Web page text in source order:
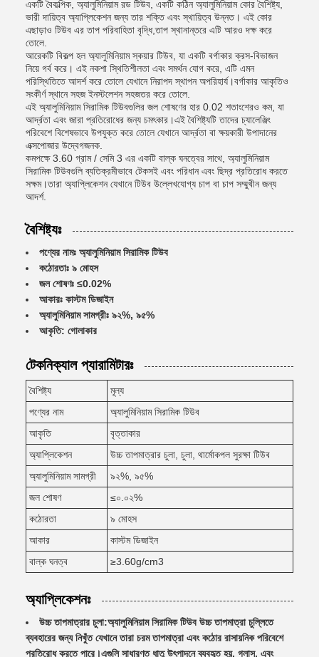
একটি বৈকল্পিক, অ্যালুমিনিয়াম রড টিউব, একটি কঠিন অ্যালুমিনিয়াম কোর বৈশিষ্ট্য,
ভারী দায়িত্ব অ্যাপ্লিকেশন জন্য তার শক্তি এবং স্থায়িত্ব উন্নত। এই কোর
এছাড়াও টিউব এর তাপ পরিবাহিতা বৃদ্ধি,তাপ স্থানান্তরে এটি আরও দক্ষ করে
তোলে.
আরেকটি বিকল্প হল অ্যালুমিনিয়াম স্কয়ার টিউব, যা একটি বর্গাকার ক্রস-বিভাজন
নিয়ে গর্ব করে। এই নকশা স্থিতিশীলতা এবং সমর্থন যোগ করে, এটি এমন
পরিস্থিতিতে আদর্শ করে তোলে যেখানে নিরাপদ স্থাপন অপরিহার্য।বর্গাকার আকৃতিও
সংকীর্ণ স্থানে সহজ ইনস্টলেশন সহজতর করে তোলে.
এই অ্যালুমিনিয়াম সিরামিক টিউবগুলির জল শোষণের হার 0.02 শতাংশেরও কম, যা
আর্দ্রতা এবং জারা প্রতিরোধের জন্য চমৎকার।এই বৈশিষ্ট্যটি তাদের চ্যালেঞ্জিং
পরিবেশে বিশেষভাবে উপযুক্ত করে তোলে যেখানে আর্দ্রতা বা ক্ষয়কারী উপাদানের
এক্সপোজার উদ্বেগজনক.
কমপক্ষে 3.60 গ্রাম / সেমি 3 এর একটি বাল্ক ঘনত্বের সাথে, অ্যালুমিনিয়াম
সিরামিক টিউবগুলি ব্যতিক্রমীভাবে টেকসই এবং পরিধান এবং ছিদ্র প্রতিরোধ করতে
সক্ষম।তারা অ্যাপ্লিকেশন যেখানে টিউব উল্লেখযোগ্য চাপ বা চাপ সম্মুখীন জন্য
আদর্শ.
বৈশিষ্ট্যঃ
পণ্যের নামঃ অ্যালুমিনিয়াম সিরামিক টিউব
কঠোরতাঃ ৯ মোহস
জল শোষণঃ ≤0.02%
আকারঃ কাস্টম ডিজাইন
অ্যালুমিনিয়াম সামগ্রীঃ ৯২%, ৯৫%
আকৃতি: গোলাকার
টেকনিক্যাল প্যারামিটারঃ
বৈশিষ্ট্য
মূল্য
পণ্যের নাম
অ্যালুমিনিয়াম সিরামিক টিউব
আকৃতি
বৃত্তাকার
অ্যাপ্লিকেশন
উচ্চ তাপমাত্রার চুলা, চুলা, থার্মোকপল সুরক্ষা টিউব
অ্যালুমিনিয়াম সামগ্রী
৯২%, ৯৫%
জল শোষণ
≤০.০২%
কঠোরতা
৯ মোহস
আকার
কাস্টম ডিজাইন
বাল্ক ঘনত্ব
≥3.60g/cm3
অ্যাপ্লিকেশনঃ
উচ্চ তাপমাত্রার চুলা:অ্যালুমিনিয়াম সিরামিক টিউব উচ্চ তাপমাত্রা চুল্লিতে
ব্যবহারের জন্য নিখুঁত যেখানে তারা চরম তাপমাত্রা এবং কঠোর রাসায়নিক পরিবেশে
প্রতিরোধ করতে পারে।এগুলি সাধারণত ধাতু উৎপাদনে ব্যবহৃত হয়, গ্লাস, এবং